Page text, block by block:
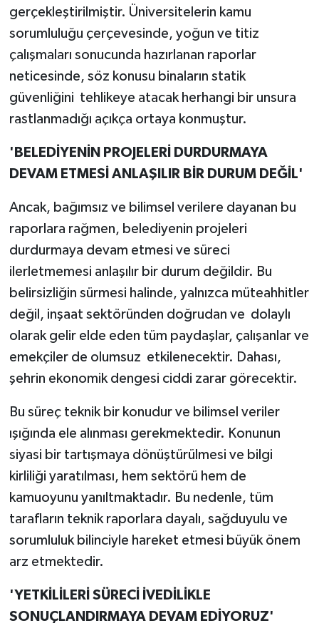
gerçekleştirilmiştir. Üniversitelerin kamu
sorumluluğu çerçevesinde, yoğun ve titiz
çalışmaları sonucunda hazırlanan raporlar
neticesinde, söz konusu binaların statik
güvenliğini tehlikeye atacak herhangi bir unsura
rastlanmadığı açıkça ortaya konmuştur.
'BELEDİYENİN PROJELERİ DURDURMAYA
DEVAM ETMESİ ANLAŞILIR BİR DURUM DEĞİL'
Ancak, bağımsız ve bilimsel verilere dayanan bu
raporlara rağmen, belediyenin projeleri
durdurmaya devam etmesi ve süreci
ilerletmemesi anlaşılır bir durum değildir. Bu
belirsizliğin sürmesi halinde, yalnızca müteahhitler
değil, inşaat sektöründen doğrudan ve dolaylı
olarak gelir elde eden tüm paydaşlar, çalışanlar ve
emekçiler de olumsuz etkilenecektir. Dahası,
şehrin ekonomik dengesi ciddi zarar görecektir.
Bu süreç teknik bir konudur ve bilimsel veriler
ışığında ele alınması gerekmektedir. Konunun
siyasi bir tartışmaya dönüştürülmesi ve bilgi
kirliliği yaratılması, hem sektörü hem de
kamuoyunu yanıltmaktadır. Bu nedenle, tüm
tarafların teknik raporlara dayalı, sağduyulu ve
sorumluluk bilinciyle hareket etmesi büyük önem
arz etmektedir.
'YETKİLİLERİ SÜRECİ İVEDİLİKLE
SONUÇLANDIRMAYA DEVAM EDİYORUZ'